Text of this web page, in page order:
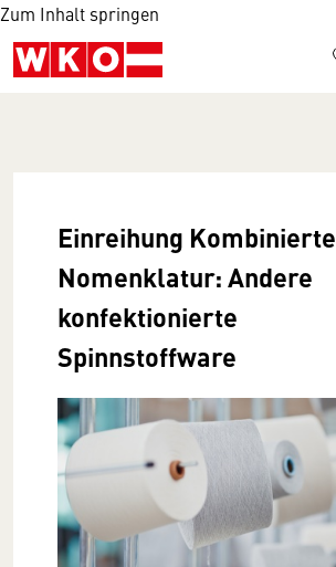
Zum Inhalt springen
Einreihung Kombinierte
Nomenklatur: Andere
konfektionierte
Spinnstoffware